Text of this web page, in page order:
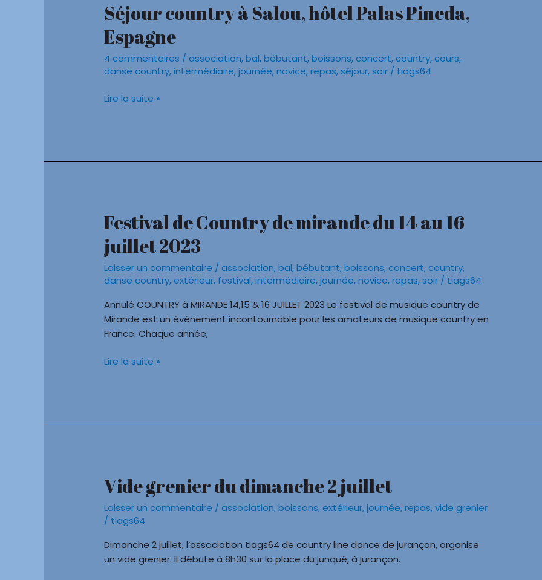
Séjour country à Salou, hôtel Palas Pineda,
Espagne
4 commentaires /association,bal,bébutant,boissons,concert,country,cours,
danse country,intermédiaire,journée,novice,repas,séjour,soir / tiags64
Séjour
country
à
Salou,
hôtel
Pineda,
Lire la suite »
Festival de Country de mirande du 14 au 16
juillet 2023
Laisser un commentaire /association,bal,bébutant,boissons,concert,country,
danse country,extérieur, festival,intermédiaire,journée,novice,repas,soir / tiags64
Annulé COUNTRY à MIRANDE 14,15 & 16 JUILLET 2023 Le festival de musique country de
Mirande est un événement incontournable pour les amateurs de musique country en
France. Chaque année,
Festival
de
Country
de
mirande
14
au
16
2023
Lire la suite »
Vide grenier du dimanche 2 juillet
Laisser un commentaire /association,boissons,extérieur,journée,repas,vide grenier
/ tiags64
Dimanche 2 juillet, l’association tiags64 de country line dance de jurançon, organise
un vide grenier. Il débute à 8h30 sur la place du junqué, à jurançon.
Vide
grenier
du
dimanche
juillet